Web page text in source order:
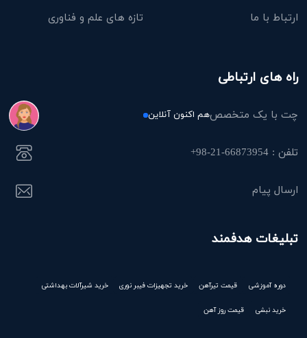
ارتباط با ما
تازه های علم و فناوری
راه های ارتباطی
چت با یک متخصصهم اکنون آنلاین
تلفن : 66873954-21-98+
ارسال پیام
تبلیغات هدفمند
دوره آموزشی قیمت تیرآهن خرید تجهیزات فیبر نوری خرید شیرآلات بهداشتی
خرید نبشی قیمت روز آهن